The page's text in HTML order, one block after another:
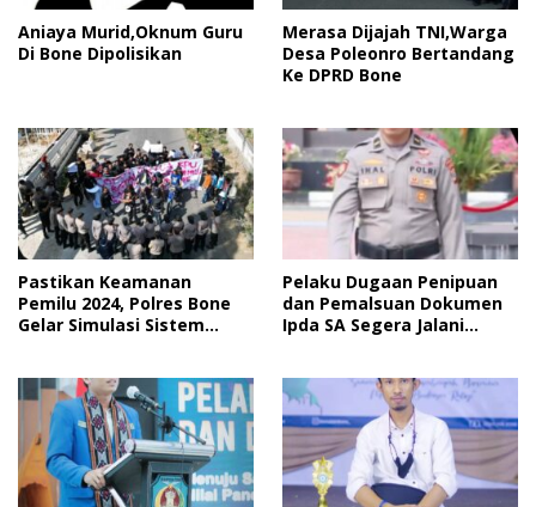
Aniaya Murid,Oknum Guru
Di Bone Dipolisikan
Merasa Dijajah TNI,Warga
Desa Poleonro Bertandang
Ke DPRD Bone
Pastikan Keamanan
Pemilu 2024, Polres Bone
Gelar Simulasi Sistem
Pelaku Dugaan Penipuan
dan Pemalsuan Dokumen
Ipda SA Segera Jalani
Hakim